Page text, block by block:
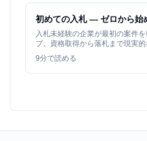
初めての入札 — ゼロから始
入札未経験の企業が最初の案件
プ。資格取得から落札まで現実的
9分で読める